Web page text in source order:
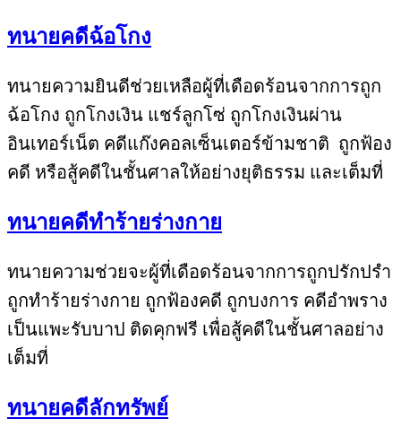
ทนายคดีฉ้อโกง
ทนายความยินดีช่วยเหลือผู้ที่เดือดร้อนจากการถูก
ฉ้อโกง ถูกโกงเงิน แชร์ลูกโซ่ ถูกโกงเงินผ่าน
อินเทอร์เน็ต คดีแก๊งคอลเซ็นเตอร์ข้ามชาติ ถูกฟ้อง
คดี หรือสู้คดีในชั้นศาลให้อย่างยุติธรรม และเต็มที่
ทนายคดีทำร้ายร่างกาย
ทนายความช่วยจะผู้ที่เดือดร้อนจากการถูกปรักปรำ
ถูกทำร้ายร่างกาย ถูกฟ้องคดี ถูกบงการ คดีอำพราง
เป็นแพะรับบาป ติดคุกฟรี เพื่อสู้คดีในชั้นศาลอย่าง
เต็มที่
ทนายคดีลักทรัพย์